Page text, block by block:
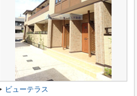
ビューテラス